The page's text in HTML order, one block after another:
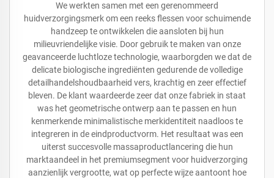
We werkten samen met een gerenommeerd
huidverzorgingsmerk om een reeks flessen voor schuimende
handzeep te ontwikkelen die aansloten bij hun
milieuvriendelijke visie. Door gebruik te maken van onze
geavanceerde luchtloze technologie, waarborgden we dat de
delicate biologische ingrediënten gedurende de volledige
detailhandelshoudbaarheid vers, krachtig en zeer effectief
bleven. De klant waardeerde zeer dat onze fabriek in staat
was het geometrische ontwerp aan te passen en hun
kenmerkende minimalistische merkidentiteit naadloos te
integreren in de eindproductvorm. Het resultaat was een
uiterst succesvolle massaproductlancering die hun
marktaandeel in het premiumsegment voor huidverzorging
aanzienlijk vergrootte, wat op perfecte wijze aantoont hoe